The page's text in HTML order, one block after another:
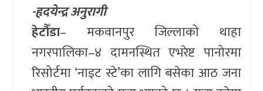
स्वास्थ्य/
रोचक
अन्तर्वार्ता
-हृदयेन्द्र अनुरागी
हेटौँडा– मकवानपुर जिल्लाको थाहा
नगरपालिका–४ दामनस्थित एभरेष्ट पानोरमा
रिसोर्टमा ‘नाइट स्टे’का लागि बसेका आठ जना